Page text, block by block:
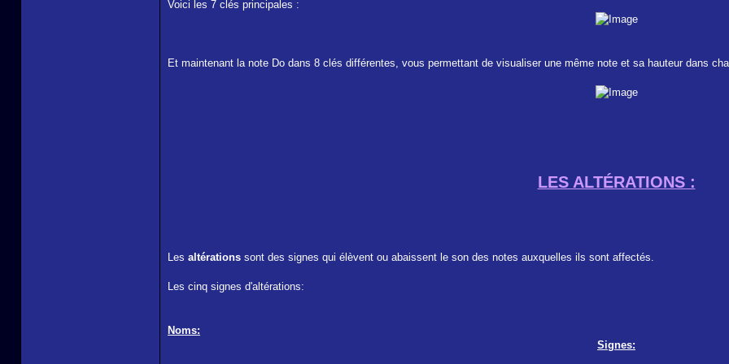
Voici les 7 clés principales :
Et maintenant la note Do dans 8 clés différentes, vous permettant de visualiser une même note et sa hauteur dans
LES ALTÉRATIONS :
Les altérations sont des signes qui élèvent ou abaissent le son des notes auxquelles ils sont affectés.
Les cinq signes d'altérations:
Noms:
Signes: